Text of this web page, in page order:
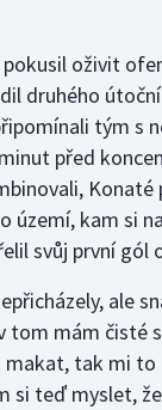
oživit
druhého
tým s
před
Konaté
území, kam si
svůj první gól
ale
tom mám čisté
makat, tak mi
si teď myslet,